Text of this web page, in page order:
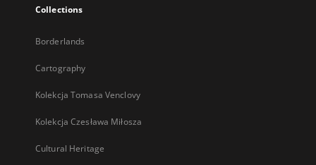
Collections
Borderlands
Cartography
Kolekcja Tomasa Venclovy
Kolekcja Czesława Miłosza
Cultural Heritage